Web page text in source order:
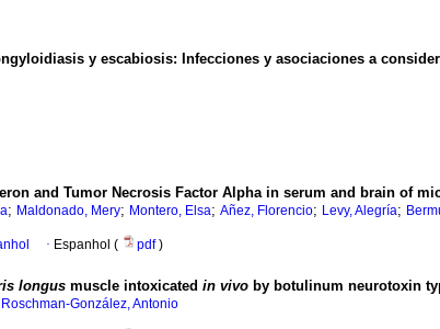
y escabiosis: Infecciones y asociaciones a
and Tumor Necrosis Factor Alpha in serum and brain of
; Maldonado, Mery; Montero, Elsa; Añez, Florencio; Levy, Alegría;
· Espanhol ( pdf)
longus muscle intoxicated in vivo by botulinum neurotoxin
Roschman-González, Antonio